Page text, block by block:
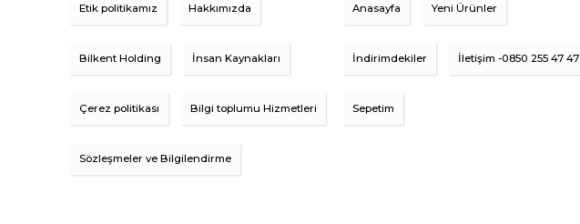
Etik politikamız Hakkımızda
Bilkent Holding İnsan Kaynakları
Çerez politikası Bilgi toplumu Hizmetleri
Sözleşmeler ve Bilgilendirme
Anasayfa Yeni Ürünler
İndirimdekiler İletişim -0850 255 47 47
Sepetim